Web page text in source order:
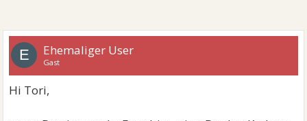
E Ehemaliger User
Gast
Hi Tori,